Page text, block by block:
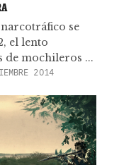
se
el lento
de mochileros ...
2014